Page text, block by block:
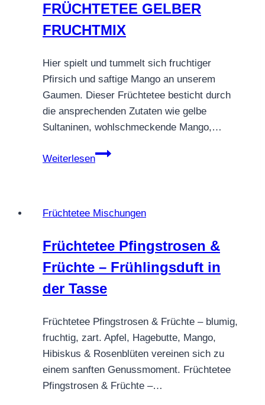
fruchtig
&
aromatisch
FRÜCHTETEE GELBER
FRUCHTMIX
Hier spielt und tummelt sich fruchtiger
Pfirsich und saftige Mango an unserem
Gaumen. Dieser Früchtetee besticht durch
die ansprechenden Zutaten wie gelbe
Sultaninen, wohlschmeckende Mango,…
Weiterlesen
FRÜCHTETEE
Früchtetee Mischungen
Früchtetee Pfingstrosen &
Früchte – Frühlingsduft in
der Tasse
Früchtetee Pfingstrosen & Früchte – blumig,
fruchtig, zart. Apfel, Hagebutte, Mango,
Hibiskus & Rosenblüten vereinen sich zu
einem sanften Genussmoment. Früchtetee
Pfingstrosen & Früchte –…